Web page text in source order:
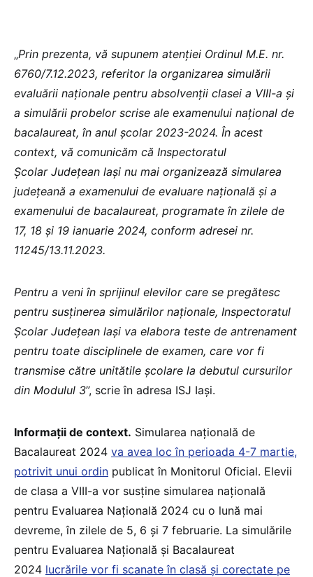
„Prin prezenta, vă supunem atenţiei Ordinul M.E. nr.
6760/7.12.2023, referitor la organizarea simulării
evaluării naţionale pentru absolvenţii clasei a VIII-a şi
a simulării probelor scrise ale examenului naţional de
bacalaureat, în anul şcolar 2023-2024. În acest
context, vă comunicăm că Inspectoratul
Şcolar Judeţean laşi nu mai organizează simularea
judeţeană a examenului de evaluare naţională şi a
examenului de bacalaureat, programate în zilele de
17, 18 şi 19 ianuarie 2024, conform adresei nr.
11245/13.11.2023.
Pentru a veni în sprijinul elevilor care se pregătesc
pentru susţinerea simulărilor naţionale, Inspectoratul
Şcolar Judeţean laşi va elabora teste de antrenament
pentru toate disciplinele de examen, care vor fi
transmise către unitătile şcolare la debutul cursurilor
din Modulul 3”, scrie în adresa ISJ Iași.
Informații de context. Simularea națională de
Bacalaureat 2024 va avea loc în perioada 4-7 martie,
potrivit unui ordin publicat în Monitorul Oficial. Elevii
de clasa a VIII-a vor susține simularea națională
pentru Evaluarea Națională 2024 cu o lună mai
devreme, în zilele de 5, 6 și 7 februarie. La simulările
pentru Evaluarea Națională și Bacalaureat
2024 lucrările vor fi scanate în clasă și corectate pe